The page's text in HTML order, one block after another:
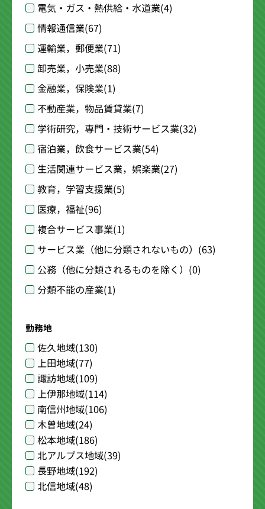
電気・ガス・熱供給・水道業(4)
情報通信業(67)
運輸業，郵便業(71)
卸売業，小売業(88)
金融業，保険業(1)
不動産業，物品賃貸業(7)
学術研究，専門・技術サービス業(32)
宿泊業，飲食サービス業(54)
生活関連サービス業，娯楽業(27)
教育，学習支援業(5)
医療，福祉(96)
複合サービス事業(1)
サービス業（他に分類されないもの） (63)
公務（他に分類されるものを除く） (0)
分類不能の産業(1)
勤務地
佐久地域(130)
上田地域(77)
諏訪地域(109)
上伊那地域(114)
南信州地域(106)
木曽地域(24)
松本地域(186)
北アルプス地域(39)
長野地域(192)
北信地域(48)